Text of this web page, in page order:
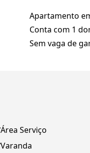
Apartamento
Conta com 1
Sem vaga de
Área Serviço
Varanda